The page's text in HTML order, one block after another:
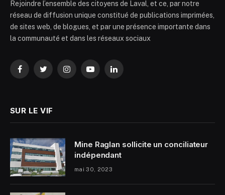
Rejoindre l’ensemble des citoyens de Laval, et ce, par notre
réseau de diffusion unique constitué de publications imprimées,
de sites web, de blogues, et par une présence importante dans
la communauté et dans les réseaux sociaux
FacebookTwitterInstagramYouTubeLinkedIn
SUR LE VIF
Mine Raglan sollicite un conciliateur
indépendant
mai 30, 2023